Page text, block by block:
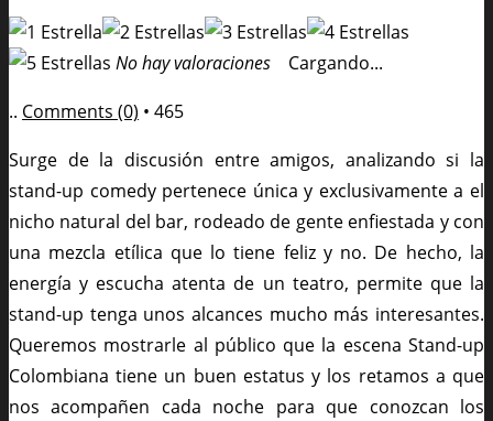
No hay valoraciones
Cargando...
.. Comments (0) • 465
Surge de la discusión entre amigos, analizando si la
stand-up comedy pertenece única y exclusivamente a el
nicho natural del bar, rodeado de gente enfiestada y con
una mezcla etílica que lo tiene feliz y no. De hecho, la
energía y escucha atenta de un teatro, permite que la
stand-up tenga unos alcances mucho más interesantes.
Queremos mostrarle al público que la escena Stand-up
Colombiana tiene un buen estatus y los retamos a que
nos acompañen cada noche para que conozcan los